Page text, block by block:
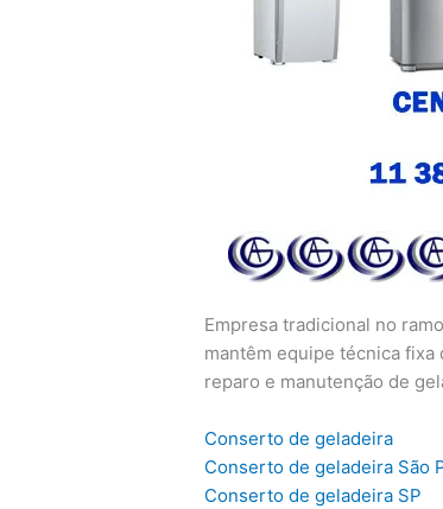
Empresa tradicional no
mantêm equipe técnica
reparo e manutenção de
Conserto de geladeira
Conserto de geladeira São
Conserto de geladeira SP